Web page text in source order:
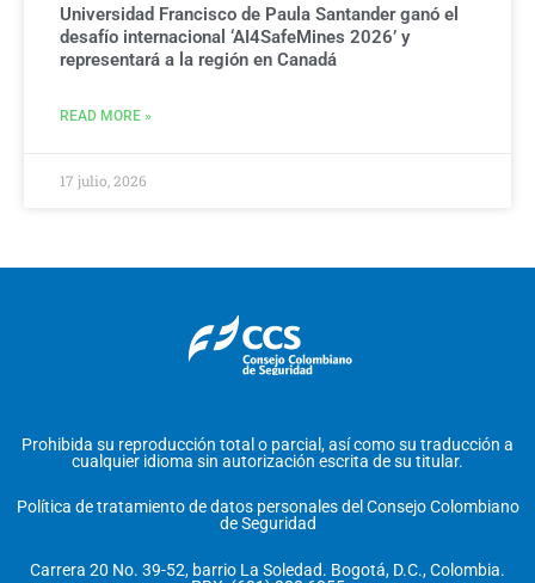
Universidad Francisco de Paula Santander ganó el
desafío internacional ‘AI4SafeMines 2026’ y
representará a la región en Canadá
READ MORE »
17 julio, 2026
Prohibida su reproducción total o parcial, así como su traducción a
cualquier idioma sin autorización escrita de su titular.
Política de tratamiento de datos personales del Consejo Colombiano
de Seguridad
Carrera 20 No. 39-52, barrio La Soledad. Bogotá, D.C., Colombia.